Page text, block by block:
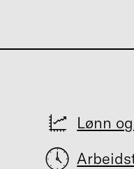
Lønn